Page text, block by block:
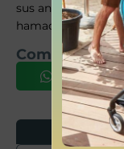
sus
hamaca +
Comparte